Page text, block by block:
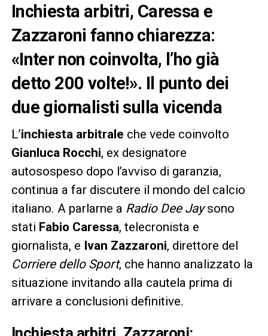
Inchiesta arbitri, Caressa e
Zazzaroni fanno chiarezza:
«Inter non coinvolta, l’ho già
detto 200 volte!». Il punto dei
due giornalisti sulla vicenda
L’inchiesta arbitrale che vede coinvolto
Gianluca Rocchi, ex designatore
autosospeso dopo l’avviso di garanzia,
continua a far discutere il mondo del calcio
italiano. A parlarne a Radio Dee Jaysono
stati Fabio Caressa, telecronista e
giornalista, e Ivan Zazzaroni, direttore del
Corriere dello Sport, che hanno analizzato la
situazione invitando alla cautela prima di
arrivare a conclusioni definitive.